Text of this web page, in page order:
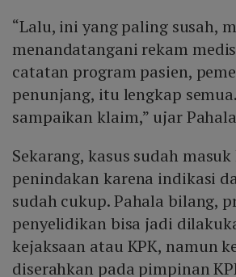
“Lalu, ini yang paling susah,
menandatangani rekam
catatan program pasien,
penunjang, itu lengkap
sampaikan klaim,” ujar
Sekarang, kasus sudah
penindakan karena indikasi
sudah cukup. Pahala bilang,
penyelidikan bisa jadi
kejaksaan atau KPK, namun
diserahkan pada pimpinan